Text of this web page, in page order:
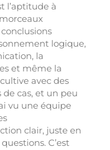
l’aptitude à
logique,
la
et même la
avec des
de cas, et un peu
vu une équipe
clair, juste en
C’est